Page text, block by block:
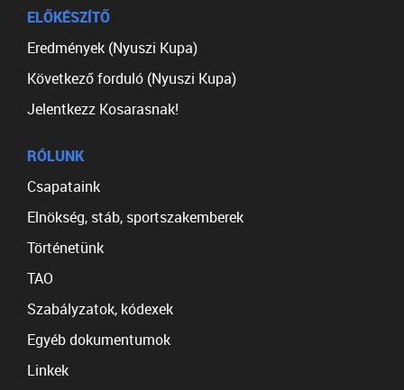
ELŐKÉSZÍTŐ
Eredmények (Nyuszi Kupa)
Következő forduló (Nyuszi Kupa)
Jelentkezz Kosarasnak!
RÓLUNK
Csapataink
Elnökség, stáb, sportszakemberek
Történetünk
TAO
Szabályzatok, kódexek
Egyéb dokumentumok
Linkek